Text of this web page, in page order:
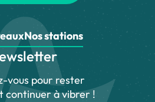
Nos stations
vous pour rester
continuer à vibrer !